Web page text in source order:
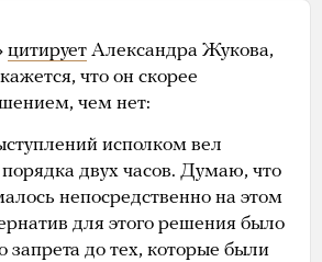
цитирует Александра Жукова,
что он скорее
чем нет:
исполком вел
двух часов. Думаю, что
непосредственно на этом
для этого решения было
запрета до тех, которые были